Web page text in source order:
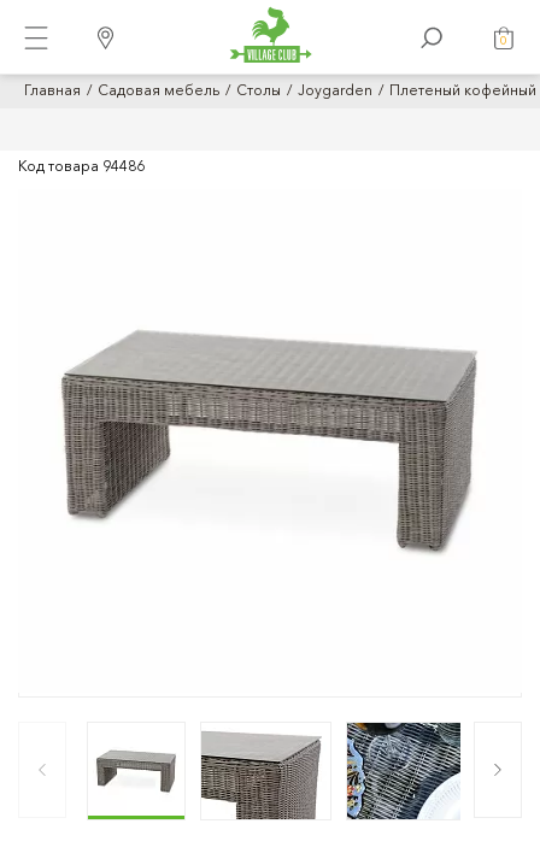
0
Главная Садовая мебель Столы Joygarden Плетеный кофейный
Код товара 94486